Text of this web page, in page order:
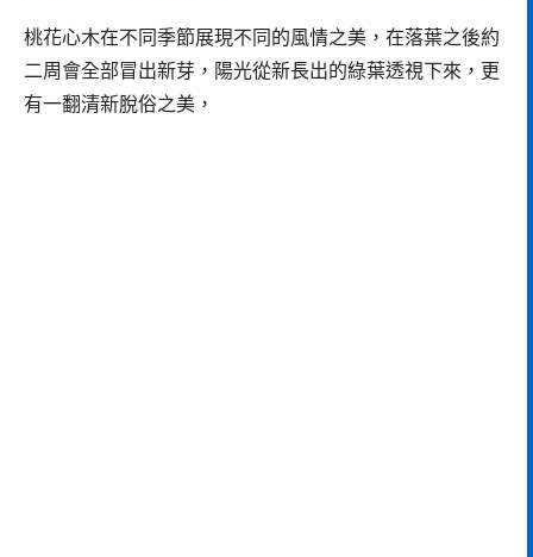
桃花心木在不同季節展現不同的風情之美，在落葉之後約
二周會全部冒出新芽，陽光從新長出的綠葉透視下來，更
有一翻清新脫俗之美，